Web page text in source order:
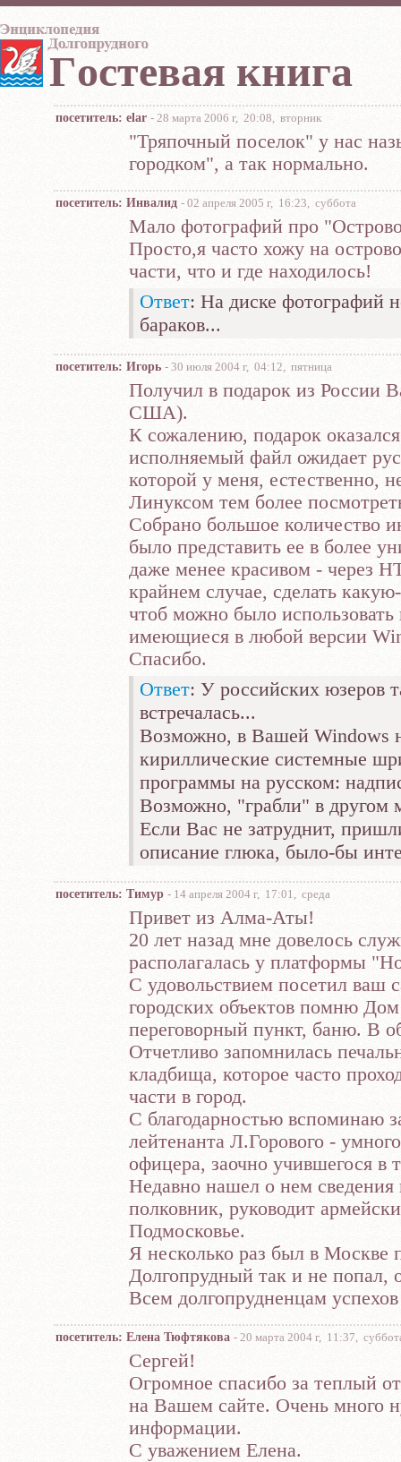
Гocтeвaя книгa
посетитель: elar - 28 марта 2006 г, 20:08, вторник
"Тряпочный поселок" у нас
городком", а так нормально.
посетитель: Инвалид - 02 апреля 2005 г, 16:23, суббота
Мало фотографий про
Просто,я часто хожу на
части, что и где находилось!
Ответ: На диске фотографий
бараков...
посетитель: Игорь - 30 июля 2004 г, 04:12, пятница
Получил в подарок из России
США).
К сожалению, подарок
исполняемый файл ожидает
которой у меня, естественно,
Линуксом тем более
Собрано большое количество
было представить ее в более
даже менее красивом - через
крайнем случае, сделать
чтоб можно было
имеющиеся в любой версии
Спасибо.
Ответ: У российских юзеров
встречалась...
Возможно, в Вашей Windows
кириллические системные
программы на русском:
Возможно, "грабли" в другом
Если Вас не затруднит,
описание глюка, было-бы
посетитель: Тимур - 14 апреля 2004 г, 17:01, среда
Привет из Алма-Аты!
20 лет назад мне довелось
располагалась у платформы
С удовольствием посетил ваш
городских объектов помню
переговорный пункт, баню. В
Отчетливо запомнилась
кладбища, которое часто
части в город.
С благодарностью вспоминаю
лейтенанта Л.Горового -
офицера, заочно учившегося
Недавно нашел о нем сведения
полковник, руководит
Подмосковье.
Я несколько раз был в Москве
Долгопрудный так и не попал,
Всем долгопрудненцам
посетитель: Елена Тюфтякова - 20 марта 2004 г, 11:37,
Сергей!
Огромное спасибо за теплый
на Вашем сайте. Очень много
информации.
С уважением Елена.